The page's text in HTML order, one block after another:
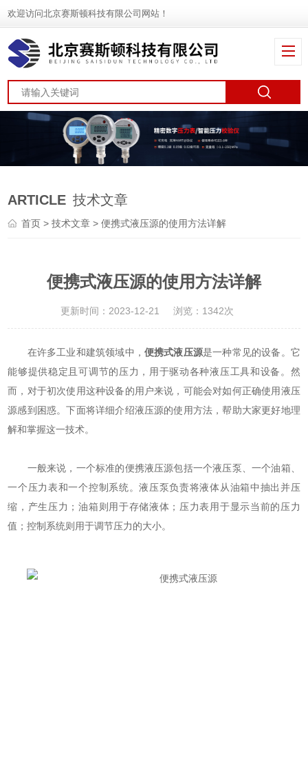
欢迎访问北京赛斯顿科技有限公司网站！
ARTICLE 技术文章
首页 >技术文章 > 便携式液压源的使用方法详解
便携式液压源的使用方法详解
更新时间：2023-12-21 浏览：1342次
在许多工业和建筑领域中， 便携式液压源是一种常见的设备。它
能够提供稳定且可调节的压力，用于驱动各种液压工具和设备。然
而，对于初次使用这种设备的用户来说，可能会对如何正确使用液压
源感到困惑。下面将详细介绍液压源的使用方法，帮助大家更好地理
解和掌握这一技术。
一般来说，一个标准的便携液压源包括一个液压泵、一个油箱、
一个压力表和一个控制系统。液压泵负责将液体从油箱中抽出并压
缩，产生压力；油箱则用于存储液体；压力表用于显示当前的压力
值；控制系统则用于调节压力的大小。